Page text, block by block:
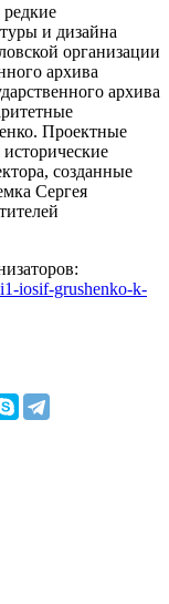
и дизайна
организации
архива
архива
Проектные
созданные
Сергея
iosif-grushenko-k-